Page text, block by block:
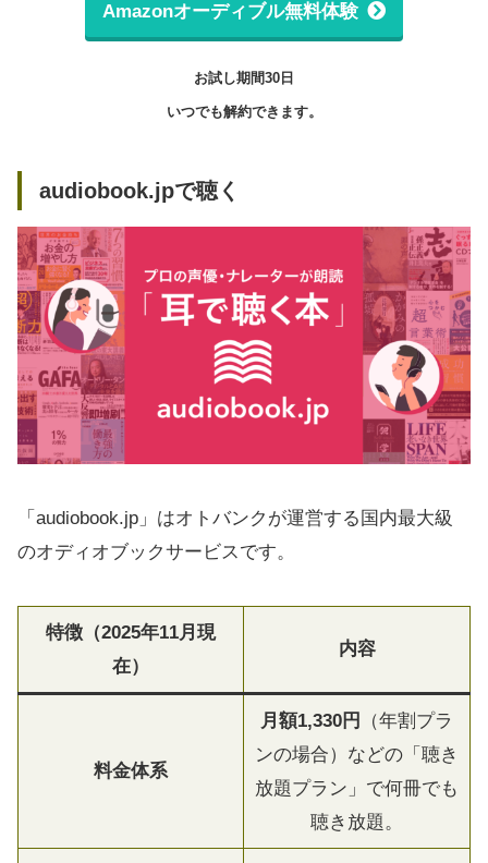
Amazonオーディブル無料体験
お試し期間30日
いつでも解約できます。
audiobook.jpで聴く
「audiobook.jp」はオトバンクが運営する国内最大級
のオディオブックサービスです。
特徴（2025年11月現
在）
内容
料金体系
月額1,330円
（年割プラ
ンの場合）などの「聴き
放題プラン」で何冊でも
聴き放題。